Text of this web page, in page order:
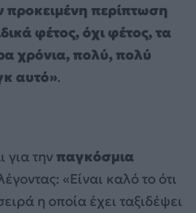
προκειμένη περίπτωση
φέτος, όχι φέτος, τα
χρόνια, πολύ, πολύ
αυτό».
για τηνπαγκόσμια
«Είναι καλό το ότι
η οποία έχει ταξιδέψει